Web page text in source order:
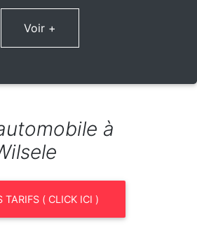
Voir +
à
TARIFS ( CLICK ICI )